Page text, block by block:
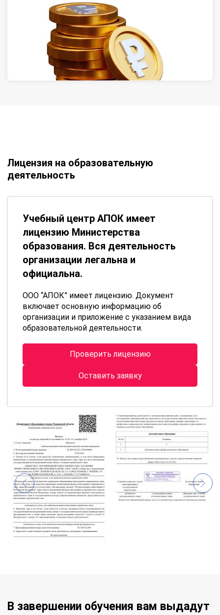
Лицензия на образовательную
деятельность
Учебный центр АПОК имеет
лицензию Министерства
образования. Вся деятельность
организации легальна и
официальна.
ООО “АПОК” имеет лицензию. Документ
включает основную информацию об
организации и приложение с указанием вида
образовательной деятельности.
Проверить лицензию
Оставить заявку
В завершении обучения вам выдадут